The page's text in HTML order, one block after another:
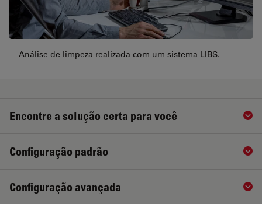
Análise de limpeza realizada com um sistema LIBS.
Encontre a solução certa para você
Configuração padrão
Configuração avançada